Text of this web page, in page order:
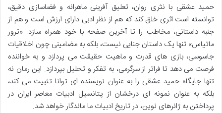
حمید عشقی با نثری روان، تعلیق آفرینی ماهرانه و فضاسازی دقیق،
توانسته است اثری خلق کند که هم از نظر ادبی دارای ارزش است و هم از
جنبه داستانی، مخاطب را تا آخرین صفحه با خود همراه سازد. «ترور
ماتیاس» تنها یک داستان جنایی نیست، بلکه به مضامینی چون اخلاقیات
جاسوسی، بازی های قدرت و ماهیت حقیقت می پردازد و به خواننده
فرصت می دهد تا فراتر از سرگرمی، به تفکر و تحلیل بپردازد. این رمان نه
تنها جایگاه حمید عشقی را به عنوان نویسنده ای توانا تثبیت می کند،
بلکه به عنوان نمونه ای درخشان از پتانسیل ادبیات معاصر ایران در
پرداختن به ژانرهای نوین، در تاریخ ادبیات ما ماندگار خواهد شد.